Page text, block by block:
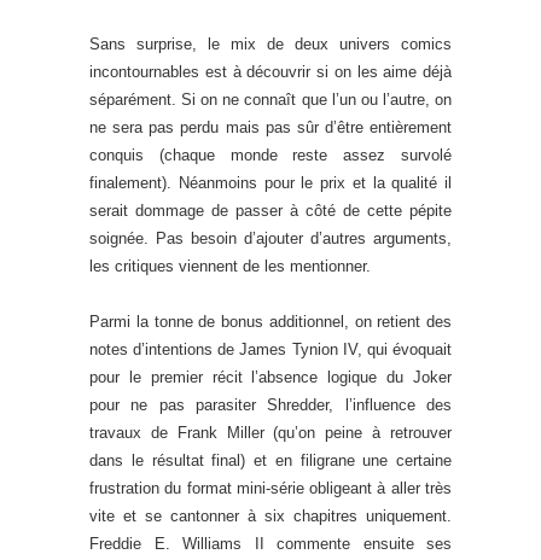
Sans surprise, le mix de deux univers comics
incontournables est à découvrir si on les aime déjà
séparément. Si on ne connaît que l’un ou l’autre, on
ne sera pas perdu mais pas sûr d’être entièrement
conquis (chaque monde reste assez survolé
finalement). Néanmoins pour le prix et la qualité il
serait dommage de passer à côté de cette pépite
soignée. Pas besoin d’ajouter d’autres arguments,
les critiques viennent de les mentionner.
Parmi la tonne de bonus additionnel, on retient des
notes d’intentions de James Tynion IV, qui évoquait
pour le premier récit l’absence logique du Joker
pour ne pas parasiter Shredder, l’influence des
travaux de Frank Miller (qu’on peine à retrouver
dans le résultat final) et en filigrane une certaine
frustration du format mini-série obligeant à aller très
vite et se cantonner à six chapitres uniquement.
Freddie E. Williams II commente ensuite ses